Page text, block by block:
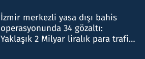
İzmir merkezli yasa dışı bahis
operasyonunda 34 gözaltı:
Yaklaşık 2 Milyar liralık para trafiği